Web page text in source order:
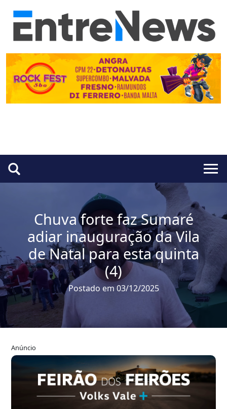
Chuva forte faz Sumaré
adiar inauguração da Vila
de Natal para esta quinta
(4)
Postado em 03/12/2025
Anúncio